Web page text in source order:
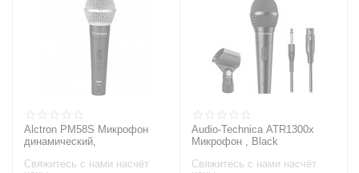
Alctron PM58S Микрофон
динамический,
Свяжитесь с нами насчёт
Audio-Technica ATR1300x
Микрофон , Black
Свяжитесь с нами насчёт